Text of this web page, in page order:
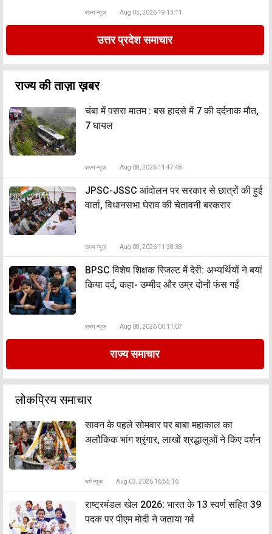
राज्य न्यूज़ Aug 05, 2026 19:13:11
उत्तर प्रदेश समाचार
राज्य की ताज़ा ख़बर
चंबा में पसरा मातम : बस हादसे में 7 की दर्दनाक मौत,
7 घायल
राज्य न्यूज़ Aug 08, 2026 11:47:48
JPSC-JSSC आंदोलन पर सरकार से छात्रों की हुई
वार्ता, विधानसभा घेराव की चेतावनी बरकरार
राज्य न्यूज़ Aug 08, 2026 11:38:38
BPSC विशेष शिक्षक रिजल्ट में देरी: अभ्यर्थियों ने बयां
किया दर्द, कहा- उम्मीद और उम्र दोनों फंस गईं
राज्य न्यूज़ Aug 08, 2026 00:11:07
राज्य समाचार
लोकप्रिय समाचार
सावन के पहले सोमवार पर बाबा महाकाल का
अलौकिक भांग श्रृंगार, लाखों श्रद्धालुओं ने किए दर्शन
धर्म न्यूज़ Aug 03, 2026 16:55:16
राष्ट्रमंडल खेल 2026: भारत के 13 स्वर्ण सहित 39
पदक पर पीएम मोदी ने जताया गर्व